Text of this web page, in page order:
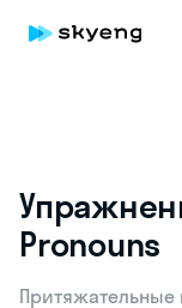
Pronouns